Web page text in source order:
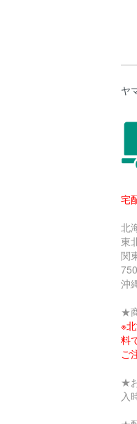
ヤ
宅
北
東
関
沖
★
※
料
ご
★
入